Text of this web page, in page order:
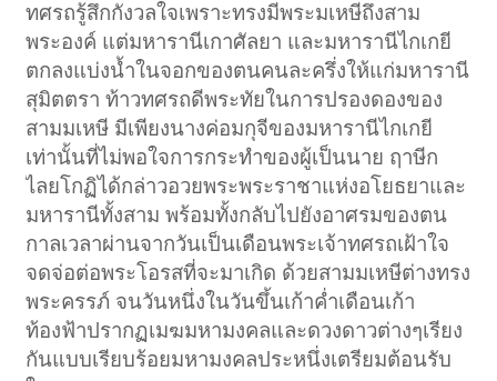
ทศรถรู้สึกกังวลใจเพราะทรงมีพระมเหษีถึงสาม
พระองค์ แต่มหารานีเกาศัลยา และมหารานีไกเกยี
ตกลงแบ่งน้ำในจอกของตนคนละครึ่งให้แก่มหารานี
สุมิตตรา ท้าวทศรถดีพระทัยในการปรองดองของ
สามมเหษี มีเพียงนางค่อมกุจีของมหารานีไกเกยี
เท่านั้นที่ไม่พอใจการกระทำของผู้เป็นนาย ฤาษีก
ไลยโกฏิได้กล่าวอวยพระพระราชาแห่งอโยธยาและ
มหารานีทั้งสาม พร้อมทั้งกลับไปยังอาศรมของตน
กาลเวลาผ่านจากวันเป็นเดือนพระเจ้าทศรถเฝ้าใจ
จดจ่อต่อพระโอรสที่จะมาเกิด ด้วยสามมเหษีต่างทรง
พระครรภ์ จนวันหนึ่งในวันขึ้นเก้าค่ำเดือนเก้า
ท้องฟ้าปรากฏเมฆมหามงคลและดวงดาวต่างๆเรียง
กันแบบเรียบร้อยมหามงคลประหนึ่งเตรียมต้อนรับ